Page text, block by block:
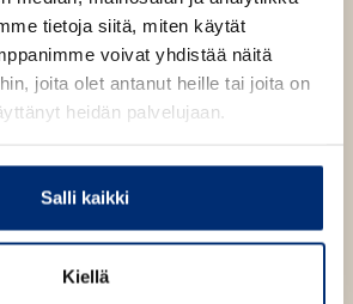
tietoja siitä, miten käytät
voivat yhdistää näitä
joita olet antanut heille tai joita on
heidän palvelujaan.
Salli kaikki
Kiellä